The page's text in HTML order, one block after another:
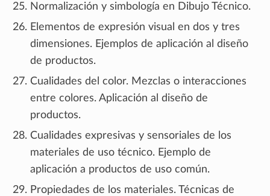
Normalización y simbología en Dibujo Técnico.
Elementos de expresión visual en dos y tres
dimensiones. Ejemplos de aplicación al diseño
de productos.
Cualidades del color. Mezclas o interacciones
entre colores. Aplicación al diseño de
productos.
Cualidades expresivas y sensoriales de los
materiales de uso técnico. Ejemplo de
aplicación a productos de uso común.
Propiedades de los materiales. Técnicas de